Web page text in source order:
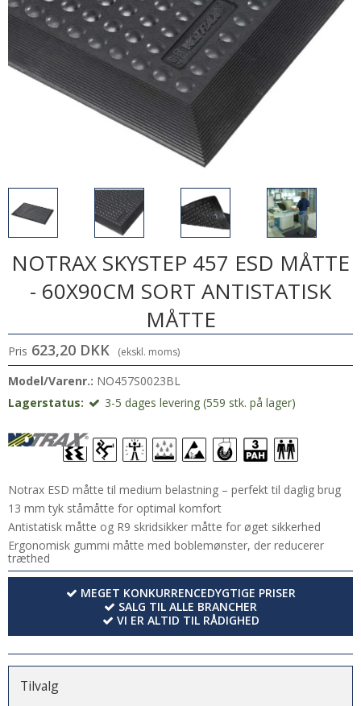
NOTRAX SKYSTEP 457 ESD MÅTTE
- 60X90CM SORT ANTISTATISK
MÅTTE
Pris 623,20 DKK (ekskl. moms)
Model/Varenr.: NO457S0023BL
Lagerstatus:
3-5 dages levering (559 stk. på lager)
Notrax ESD måtte til medium belastning – perfekt til daglig brug
13 mm tyk ståmåtte for optimal komfort
Antistatisk måtte og R9 skridsikker måtte for øget sikkerhed
Ergonomisk gummi måtte med boblemønster, der reducerer
træthed
MEGET KONKURRENCEDYGTIGE PRISER
SALG TIL ALLE BRANCHER
VI ER ALTID TIL RÅDIGHED
Tilvalg